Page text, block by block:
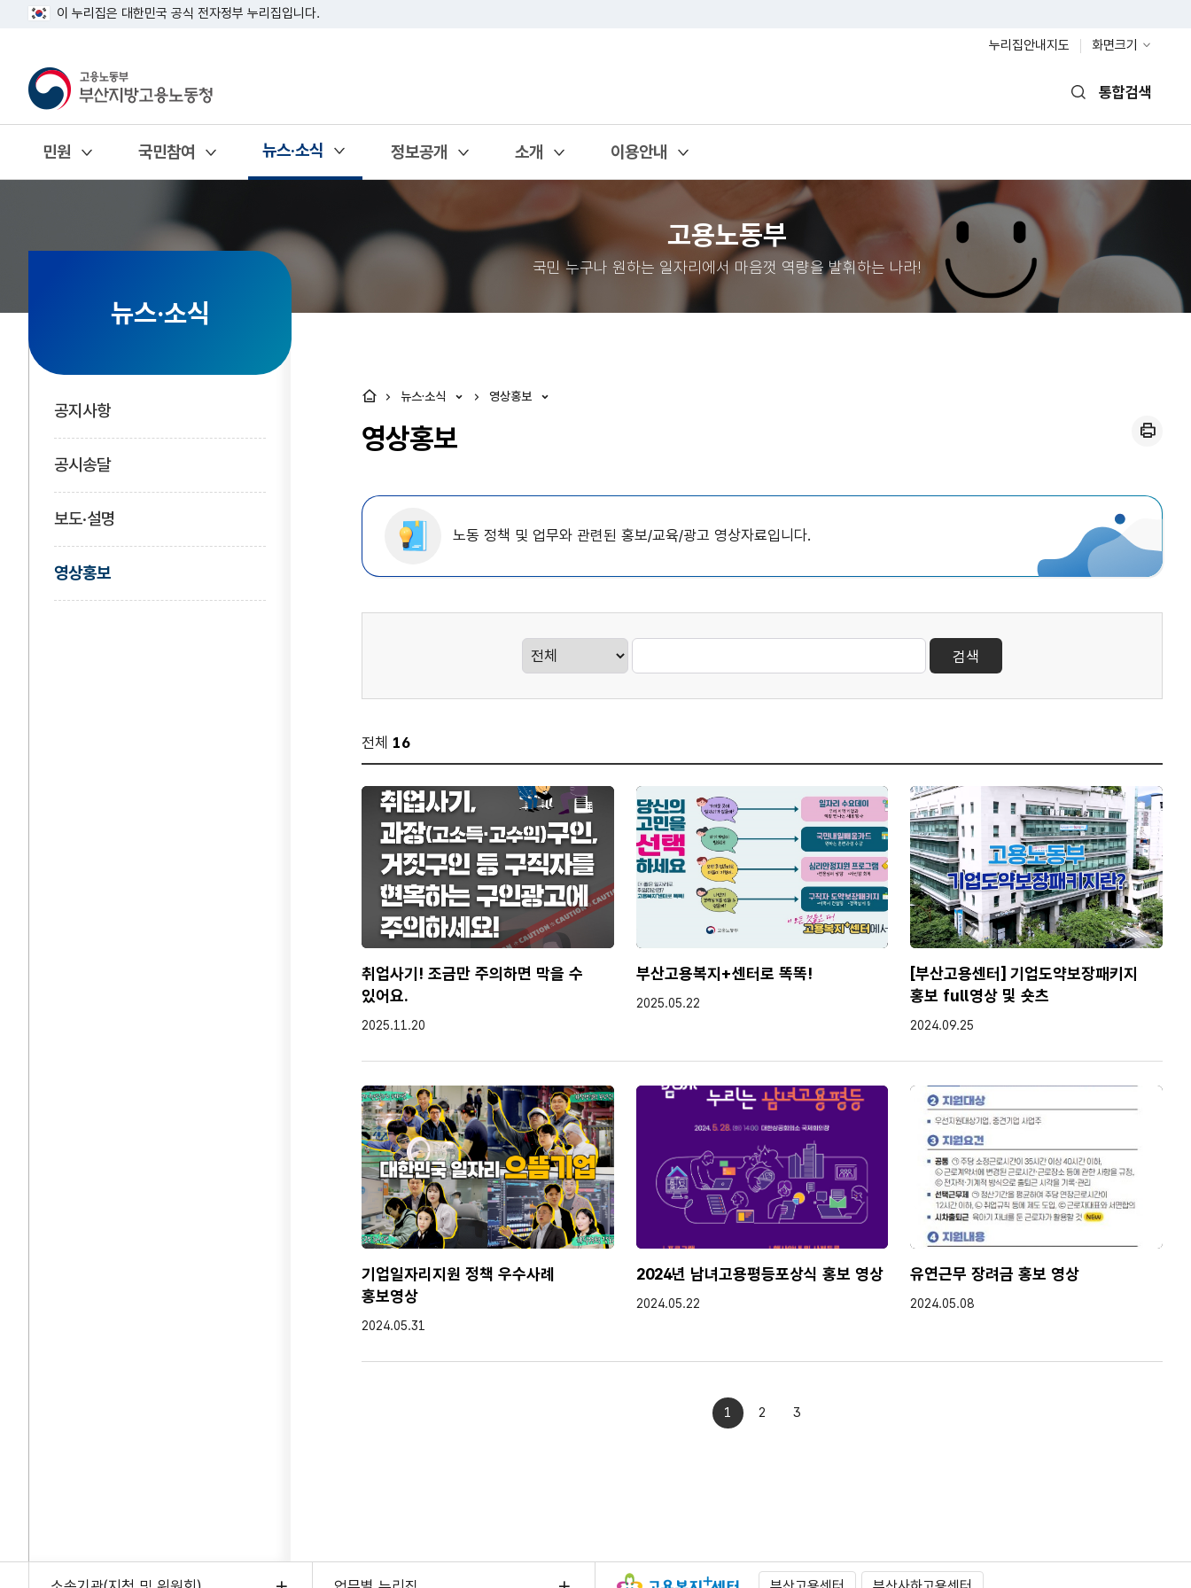
이 누리집은 대한민국 공식 전자정부 누리집입니다.
누리집안내지도
화면크기
통합검색
민원
열기
국민참여
열기
뉴스·소식
열기 정보공개
열기
소개
열기
이용안내
열기
고용노동부
국민 누구나 원하는 일자리에서 마음껏 역량을 발휘하는 나라!
뉴스·소식
공지사항
공시송달
보도·설명
영상홍보
영상홍보
뉴스·소식 영상홍보
노동 정책 및 업무와 관련된 홍보/교육/광고 영상자료입니다.
검색
전체 16
취업사기! 조금만 주의하면 막을 수
있어요.
작성일
2025.11.20
부산고용복지+센터로 똑똑!
작성일
2025.05.22
[부산고용센터] 기업도약보장패키지
홍보 full영상 및 숏츠
작성일
2024.09.25
기업일자리지원 정책 우수사례
홍보영상
작성일
2024.05.31
2024년 남녀고용평등포상식 홍보 영상
작성일
2024.05.22
유연근무 장려금 홍보 영상
작성일
2024.05.08
1 2 3